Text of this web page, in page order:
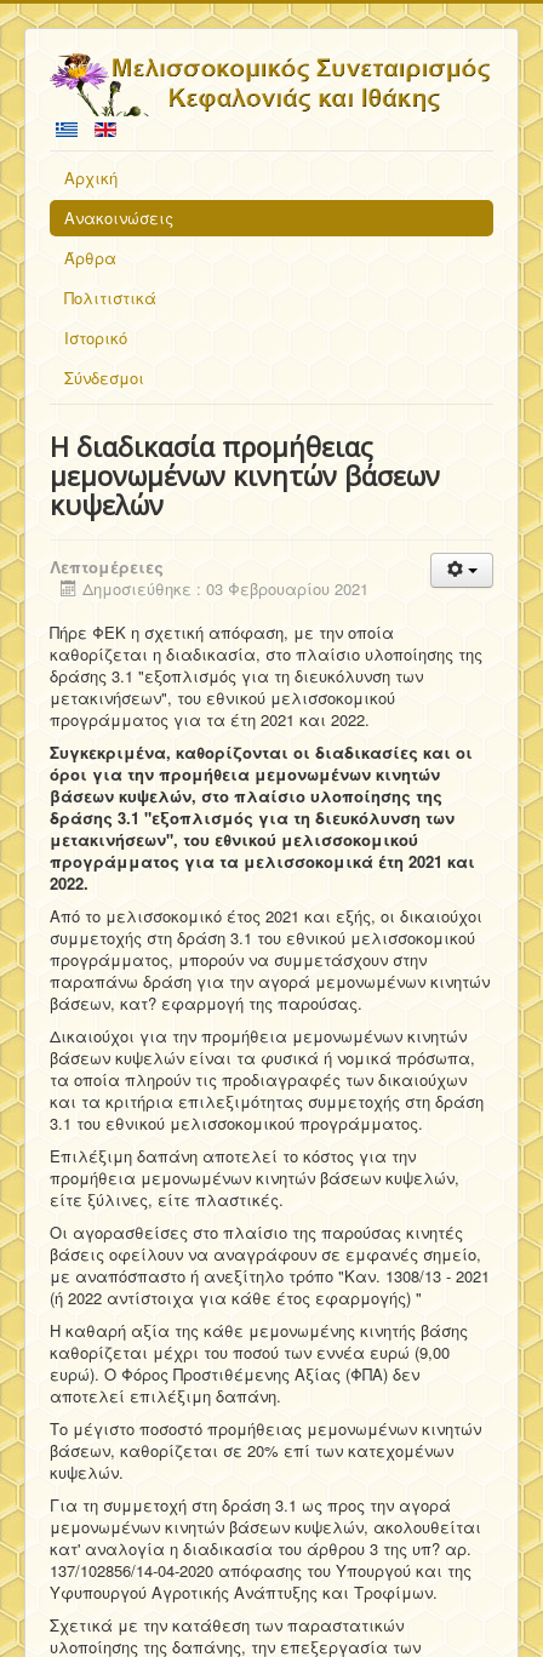
Αρχική
Ανακοινώσεις
Άρθρα
Πολιτιστικά
Ιστορικό
Σύνδεσμοι
Η διαδικασία προμήθειας
μεμονωμένων κινητών βάσεων
κυψελών
Λεπτομέρειες
Δημοσιεύθηκε : 03 Φεβρουαρίου 2021
Πήρε ΦΕΚ η σχετική απόφαση, με την οποία
καθορίζεται η διαδικασία, στο πλαίσιο υλοποίησης της
δράσης 3.1 "εξοπλισμός για τη διευκόλυνση των
μετακινήσεων", του εθνικού μελισσοκομικού
προγράμματος για τα έτη 2021 και 2022.
Συγκεκριμένα, καθορίζονται οι διαδικασίες και οι
όροι για την προμήθεια μεμονωμένων κινητών
βάσεων κυψελών, στο πλαίσιο υλοποίησης της
δράσης 3.1 "εξοπλισμός για τη διευκόλυνση των
μετακινήσεων", του εθνικού μελισσοκομικού
προγράμματος για τα μελισσοκομικά έτη 2021 και
2022.
Από το μελισσοκομικό έτος 2021 και εξής, οι δικαιούχοι
συμμετοχής στη δράση 3.1 του εθνικού μελισσοκομικού
προγράμματος, μπορούν να συμμετάσχουν στην
παραπάνω δράση για την αγορά μεμονωμένων κινητών
βάσεων, κατ? εφαρμογή της παρούσας.
Δικαιούχοι για την προμήθεια μεμονωμένων κινητών
βάσεων κυψελών είναι τα φυσικά ή νομικά πρόσωπα,
τα οποία πληρούν τις προδιαγραφές των δικαιούχων
και τα κριτήρια επιλεξιμότητας συμμετοχής στη δράση
3.1 του εθνικού μελισσοκομικού προγράμματος.
Επιλέξιμη δαπάνη αποτελεί το κόστος για την
προμήθεια μεμονωμένων κινητών βάσεων κυψελών,
είτε ξύλινες, είτε πλαστικές.
Οι αγορασθείσες στο πλαίσιο της παρούσας κινητές
βάσεις οφείλουν να αναγράφουν σε εμφανές σημείο,
με αναπόσπαστο ή ανεξίτηλο τρόπο "Καν. 1308/13 - 2021
(ή 2022 αντίστοιχα για κάθε έτος εφαρμογής) "
Η καθαρή αξία της κάθε μεμονωμένης κινητής βάσης
καθορίζεται μέχρι του ποσού των εννέα ευρώ (9,00
ευρώ). Ο Φόρος Προστιθέμενης Αξίας (ΦΠΑ) δεν
αποτελεί επιλέξιμη δαπάνη.
Το μέγιστο ποσοστό προμήθειας μεμονωμένων κινητών
βάσεων, καθορίζεται σε 20% επί των κατεχομένων
κυψελών.
Για τη συμμετοχή στη δράση 3.1 ως προς την αγορά
μεμονωμένων κινητών βάσεων κυψελών, ακολουθείται
κατ' αναλογία η διαδικασία του άρθρου 3 της υπ? αρ.
137/102856/14-04-2020 απόφασης του Υπουργού και της
Υφυπουργού Αγροτικής Ανάπτυξης και Τροφίμων.
Σχετικά με την κατάθεση των παραστατικών
υλοποίησης της δαπάνης, την επεξεργασία των